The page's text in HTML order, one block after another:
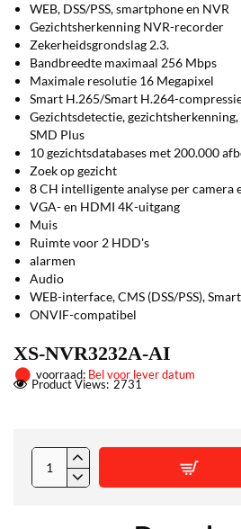
WEB, DSS/PSS, smartphone en NVR
Gezichtsherkenning NVR-recorder
Zekerheidsgrondslag 2.3.
Bandbreedte maximaal 256 Mbps
Maximale resolutie 16 Megapixel
Smart H.265/Smart H.264-
Gezichtsdetectie,
SMD Plus
10 gezichtsdatabases met 200.000
Zoek op gezicht
8 CH intelligente analyse per camera
VGA- en HDMI 4K-uitgang
Muis
Ruimte voor 2 HDD's
alarmen
Audio
WEB-interface, CMS (DSS/PSS),
ONVIF-compatibel
XS-NVR3232A-AI
voorraad: Bel voor lever datum
Product Views: 2731